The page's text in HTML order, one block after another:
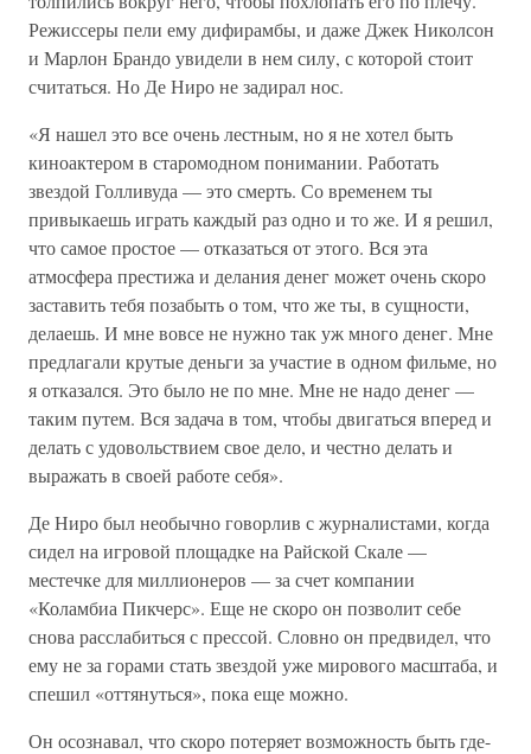
Режиссеры пели ему дифирамбы, и даже Джек Николсон
и Марлон Брандо увидели в нем силу, с которой стоит
считаться. Но Де Ниро не задирал нос.
«Я нашел это все очень лестным, но я не хотел быть
киноактером в старомодном понимании. Работать
звездой Голливуда — это смерть. Со временем ты
привыкаешь играть каждый раз одно и то же. И я решил,
что самое простое — отказаться от этого. Вся эта
атмосфера престижа и делания денег может очень скоро
заставить тебя позабыть о том, что же ты, в сущности,
делаешь. И мне вовсе не нужно так уж много денег. Мне
предлагали крутые деньги за участие в одном фильме, но
я отказался. Это было не по мне. Мне не надо денег —
таким путем. Вся задача в том, чтобы двигаться вперед и
делать с удовольствием свое дело, и честно делать и
выражать в своей работе себя».
Де Ниро был необычно говорлив с журналистами, когда
сидел на игровой площадке на Райской Скале —
местечке для миллионеров — за счет компании
«Коламбиа Пикчерс». Еще не скоро он позволит себе
снова расслабиться с прессой. Словно он предвидел, что
ему не за горами стать звездой уже мирового масштаба, и
спешил «оттянуться», пока еще можно.
Он осознавал, что скоро потеряет возможность быть где-